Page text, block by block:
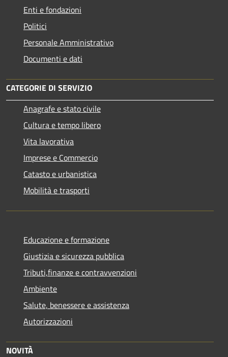
Enti e fondazioni
Politici
Personale Amministrativo
Documenti e dati
CATEGORIE DI SERVIZIO
Anagrafe e stato civile
Cultura e tempo libero
Vita lavorativa
Imprese e Commercio
Catasto e urbanistica
Mobilità e trasporti
Educazione e formazione
Giustizia e sicurezza pubblica
Tributi,finanze e contravvenzioni
Ambiente
Salute, benessere e assistenza
Autorizzazioni
NOVITÀ